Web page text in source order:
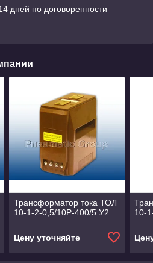
дней по договоренности
Трансформатор тока ТОЛ
10-1-2-0,5/10Р-400/5 У2
Цену уточняйте
10-